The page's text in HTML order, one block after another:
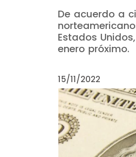
De acuerdo a
Estados
enero próximo.
15/11/2022